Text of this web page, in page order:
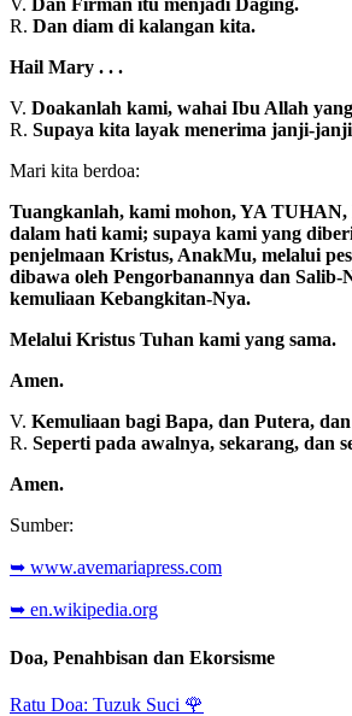
V.
Dan Firman itu menjadi Daging.
R. Dan diam di kalangan kita.
Hail Mary . . .
V. Doakanlah kami, wahai Ibu Allah
R. Supaya kita layak menerima janji-
Mari kita berdoa:
Tuangkanlah, kami mohon, YA
dalam hati kami; supaya kami yang
penjelmaan Kristus, AnakMu, melalui
dibawa oleh Pengorbanannya dan Salib-
kemuliaan Kebangkitan-Nya.
Melalui Kristus Tuhan kami yang sama.
Amen.
V. Kemuliaan bagi Bapa, dan Putera,
R. Seperti pada awalnya, sekarang, dan
Amen.
Sumber:
➥ www.avemariapress.com
➥ en.wikipedia.org
Doa, Penahbisan dan Ekorsisme
Ratu Doa: Tuzuk Suci 🌹